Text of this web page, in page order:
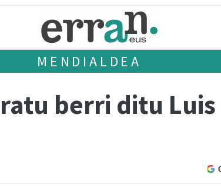
MENDIALDEA
berri ditu Luis